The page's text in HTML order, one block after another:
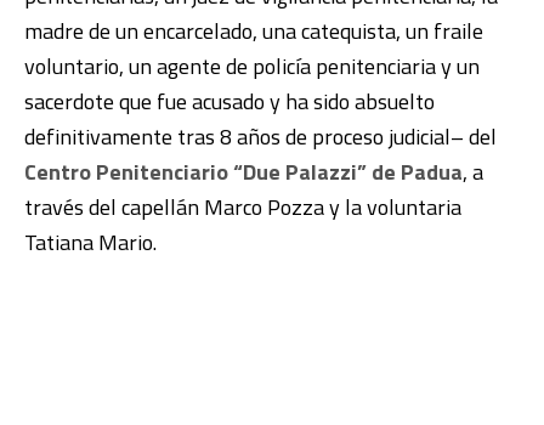
madre de un encarcelado, una catequista, un fraile
voluntario, un agente de policía penitenciaria y un
sacerdote que fue acusado y ha sido absuelto
definitivamente tras 8 años de proceso judicial– del
Centro Penitenciario “Due Palazzi” de Padua, a
través del capellán Marco Pozza y la voluntaria
Tatiana Mario.